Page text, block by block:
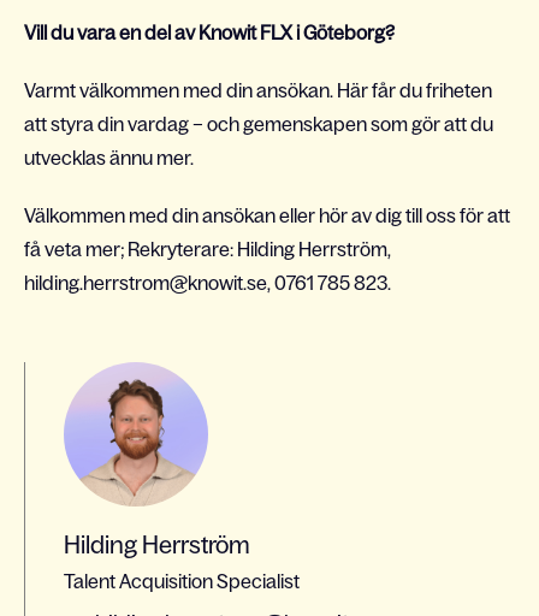
Vill du vara en del av Knowit FLX i Göteborg?
Varmt välkommen med din ansökan. Här får du friheten
att styra din vardag – och gemenskapen som gör att du
utvecklas ännu mer.
Välkommen med din ansökan eller hör av dig till oss för att
få veta mer; Rekryterare: Hilding Herrström,
hilding.herrstrom@knowit.se, 0761 785 823.
Hilding Herrström
Talent Acquisition Specialist